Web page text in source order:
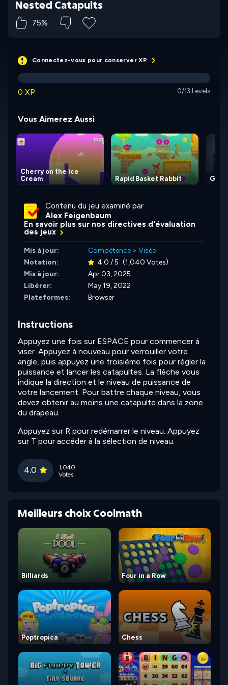
Nested Catapults
75%
Connectez-vous pour conserver XP
0 XP 0/13 Levels
Vous Aimerez Aussi
Cherry on the Ice
Cream
Rapid Basket Rabbit
Contenu du jeu examiné par
Alex Feigenbaum
En savoir plus sur nos directives d'évaluation
des jeux
Mis à jour: Compétence > Visée
Notation:
4.0 / 5 (1,040 Votes)
Mis à jour:
Apr 03, 2025
Libérer:
May 19, 2022
Plateformes:
Browser
Instructions
Appuyez une fois sur ESPACE pour commencer à
viser. Appuyez à nouveau pour verrouiller votre
angle, puis appuyez une troisième fois pour régler la
puissance et lancer les catapultes. La flèche vous
indique la direction et le niveau de puissance de
votre lancement. Pour battre chaque niveau, vous
devez obtenir au moins une catapulte dans la zone
du drapeau.
Appuyez sur R pour redémarrer le niveau. Appuyez
sur T pour accéder à la sélection de niveau.
4.0
1,040
Votes
Meilleurs choix Coolmath
Billiards Four in a Row
Poptropica Chess